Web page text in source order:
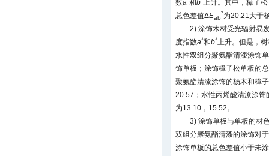
数a 和b 上升。其中，樟子
总色差值ΔEab
*为20.21大于
2) 涂饰木材受光辐射易
度指数a*和b*上升。但是，
水性双组分聚氨酯清漆涂饰
饰单板；涂饰樟子松单板的
聚氨酯清漆涂饰的杨木和樟
20.57；水性丙烯酸清漆涂
为13.10，15.52。
3) 涂饰单板与单板的材
双组分聚氨酯清漆的涂饰对
涂饰单板的总色差值小于未